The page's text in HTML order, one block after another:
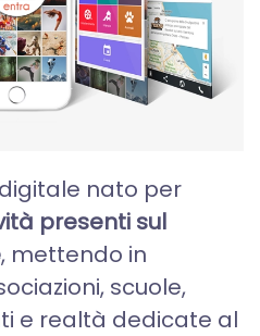
digitale nato per
presenti sul
, mettendo in
scuole,
e realtà dedicate al